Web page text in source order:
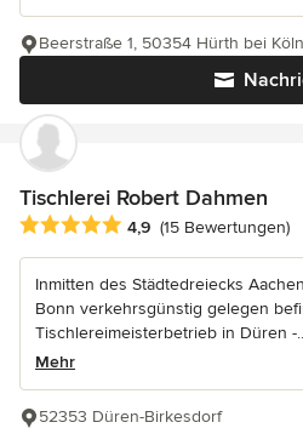
Beerstraße 1, 50354 Hürth bei Köln
Tischlerei Robert Dahmen
Durchschnittliche Bewertung: 4.9
4,9 (15 Bewertungen)
Inmitten des Städtedreiecks
Bonn verkehrsgünstig gelegen
Tischlereimeisterbetrieb in Düren -
Mehr
52353 Düren-Birkesdorf